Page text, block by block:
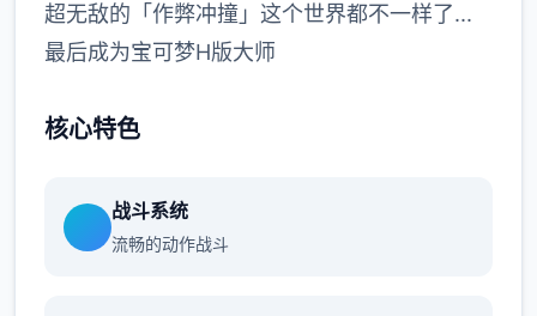
超无敌的「作弊冲撞」这个世界都不一样了...
最后成为宝可梦H版大师
核心特色
战斗系统
流畅的动作战斗